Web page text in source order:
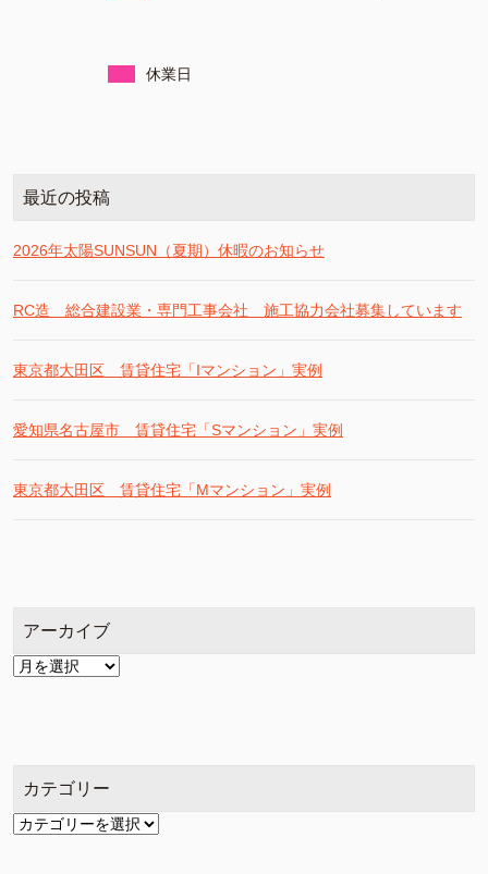
休業日
最近の投稿
2026年太陽SUNSUN（夏期）休暇のお知らせ
RC造 総合建設業・専門工事会社 施工協力会社募集しています
東京都大田区 賃貸住宅「Iマンション」実例
愛知県名古屋市 賃貸住宅「Sマンション」実例
東京都大田区 賃貸住宅「Mマンション」実例
アーカイブ
ア
カテゴリー
カ